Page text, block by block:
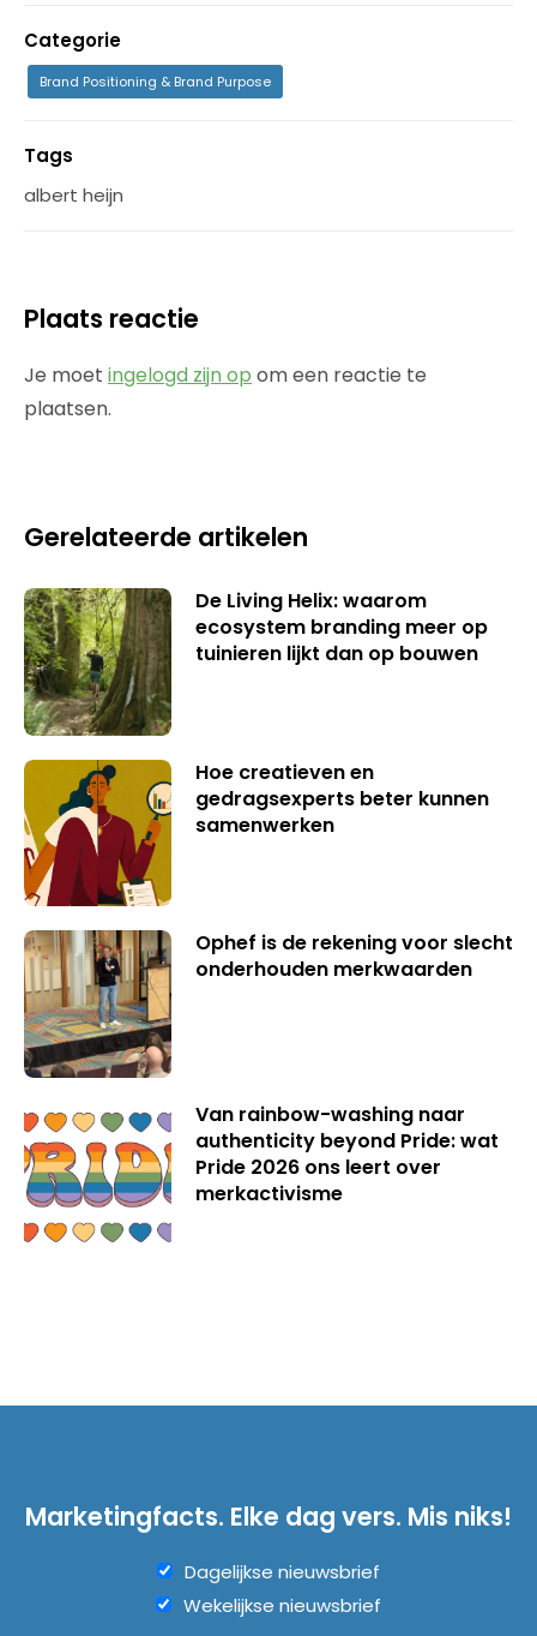
Categorie
Brand Positioning & Brand Purpose
Tags
albert heijn
Plaats reactie
Je moet ingelogd zijn op om een reactie te
plaatsen.
Gerelateerde artikelen
De Living Helix: waarom
ecosystem branding meer op
tuinieren lijkt dan op bouwen
Hoe creatieven en
gedragsexperts beter kunnen
samenwerken
Ophef is de rekening voor slecht
onderhouden merkwaarden
Van rainbow-washing naar
authenticity beyond Pride: wat
Pride 2026 ons leert over
merkactivisme
Marketingfacts. Elke dag vers. Mis niks!
Dagelijkse nieuwsbrief
Wekelijkse nieuwsbrief